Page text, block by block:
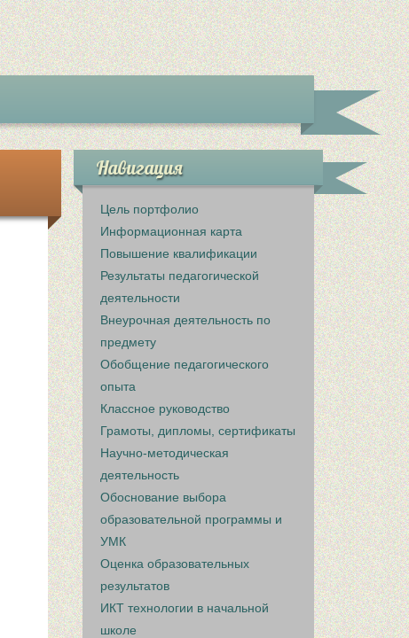
Навигация
Цель портфолио
Информационная карта
Повышение квалификации
Результаты педагогической
деятельности
Внеурочная деятельность по
предмету
Обобщение педагогического
опыта
Классное руководство
Грамоты, дипломы, сертификаты
Научно-методическая
деятельность
Обоснование выбора
образовательной программы и
УМК
Оценка образовательных
результатов
ИКТ технологии в начальной
школе